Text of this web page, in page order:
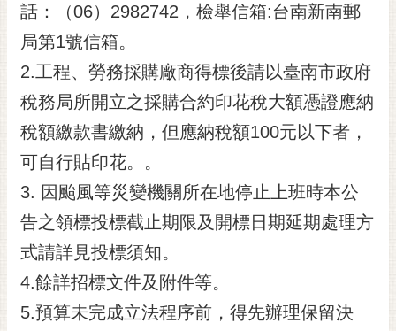
話：（06）2982742，檢舉信箱:台南新南郵
局第1號信箱。
2.工程、勞務採購廠商得標後請以臺南市政府
稅務局所開立之採購合約印花稅大額憑證應納
稅額繳款書繳納，但應納稅額100元以下者，
可自行貼印花。。
3. 因颱風等災變機關所在地停止上班時本公
告之領標投標截止期限及開標日期延期處理方
式請詳見投標須知。
4.餘詳招標文件及附件等。
5.預算未完成立法程序前，得先辦理保留決